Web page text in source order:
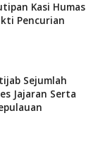
Kasi Humas
Pencurian
Sejumlah
Jajaran Serta